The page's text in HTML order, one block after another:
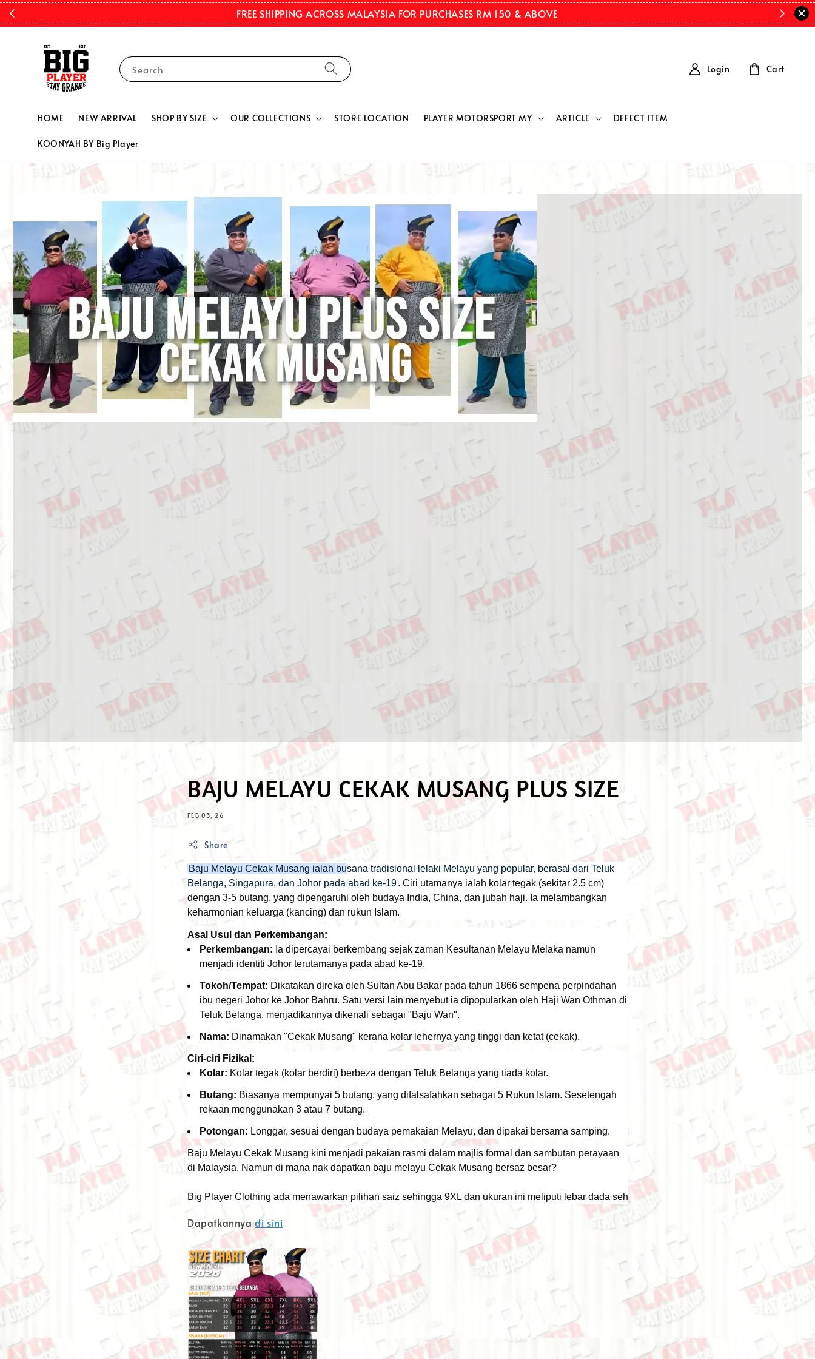
FREE SHIPPING ACROSS MALAYSIA FOR PURCHASES RM 150 & ABOVE
Search
HOME NEW ARRIVAL SHOP BY SIZE OUR COLLECTIONS STORE LOCATION PLAYER MOTORSPORT MY ARTICLE DEFECT ITEM
KOONYAH BY Big Player
Login Cart
BAJU MELAYU CEKAK MUSANG PLUS SIZE
FEB 03, 26
Share
Baju Melayu Cekak Musang ialah busana tradisional lelaki Melayu yang popular, berasal dari Teluk
Belanga, Singapura, dan Johor pada abad ke-19. Ciri utamanya ialah kolar tegak (sekitar 2.5 cm)
dengan 3-5 butang, yang dipengaruhi oleh budaya India, China, dan jubah haji. Ia melambangkan
keharmonian keluarga (kancing) dan rukun Islam.
Asal Usul dan Perkembangan:
Perkembangan: Ia dipercayai berkembang sejak zaman Kesultanan Melayu Melaka namun
menjadi identiti Johor terutamanya pada abad ke-19.
Tokoh/Tempat: Dikatakan direka oleh Sultan Abu Bakar pada tahun 1866 sempena perpindahan
ibu negeri Johor ke Johor Bahru. Satu versi lain menyebut ia dipopularkan oleh Haji Wan Othman di
Teluk Belanga, menjadikannya dikenali sebagai "Baju Wan".
Nama: Dinamakan "Cekak Musang" kerana kolar lehernya yang tinggi dan ketat (cekak).
Ciri-ciri Fizikal:
Kolar: Kolar tegak (kolar berdiri) berbeza dengan Teluk Belanga yang tiada kolar.
Butang: Biasanya mempunyai 5 butang, yang difalsafahkan sebagai 5 Rukun Islam. Sesetengah
rekaan menggunakan 3 atau 7 butang.
Potongan: Longgar, sesuai dengan budaya pemakaian Melayu, dan dipakai bersama samping.
Baju Melayu Cekak Musang kini menjadi pakaian rasmi dalam majlis formal dan sambutan perayaan
di Malaysia. Namun di mana nak dapatkan baju melayu Cekak Musang bersaz besar?
Big Player Clothing ada menawarkan pilihan saiz sehingga 9XL dan ukuran ini meliputi lebar dada sehingga 38 inci dan lilitan 76 inci
Dapatkannyadi sini